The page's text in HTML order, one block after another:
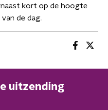
kort op de hoogte
de dag.
uitzending